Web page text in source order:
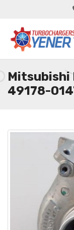
Mitsubishi
49178-